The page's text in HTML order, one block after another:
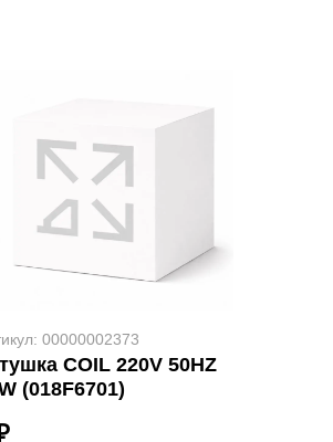
00000002373
COIL 220V 50HZ
(018F6701)